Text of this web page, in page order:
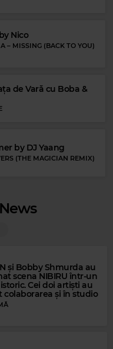
DOWN
Nico
– MISSING (BACK TO YOU)
de Vară cu Boba &
by DJ Yaang
(THE MAGICIAN REMIX)
și Bobby Shmurda au
scena NIBIRU într-un
Cei doi artiști au
colaborarea și în studio